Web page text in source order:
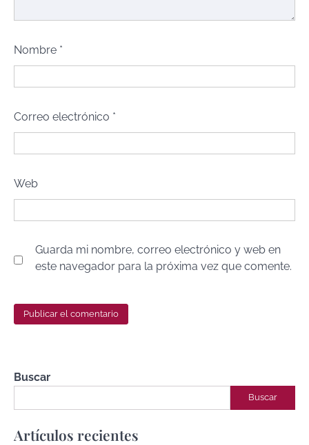
Nombre *
Correo electrónico *
Web
Guarda mi nombre, correo electrónico y web en
este navegador para la próxima vez que comente.
Buscar
Buscar
Artículos recientes